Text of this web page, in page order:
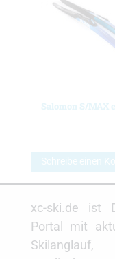
Salomon S/MAX
Schreibe einen
xc-ski.de ist
Portal mit